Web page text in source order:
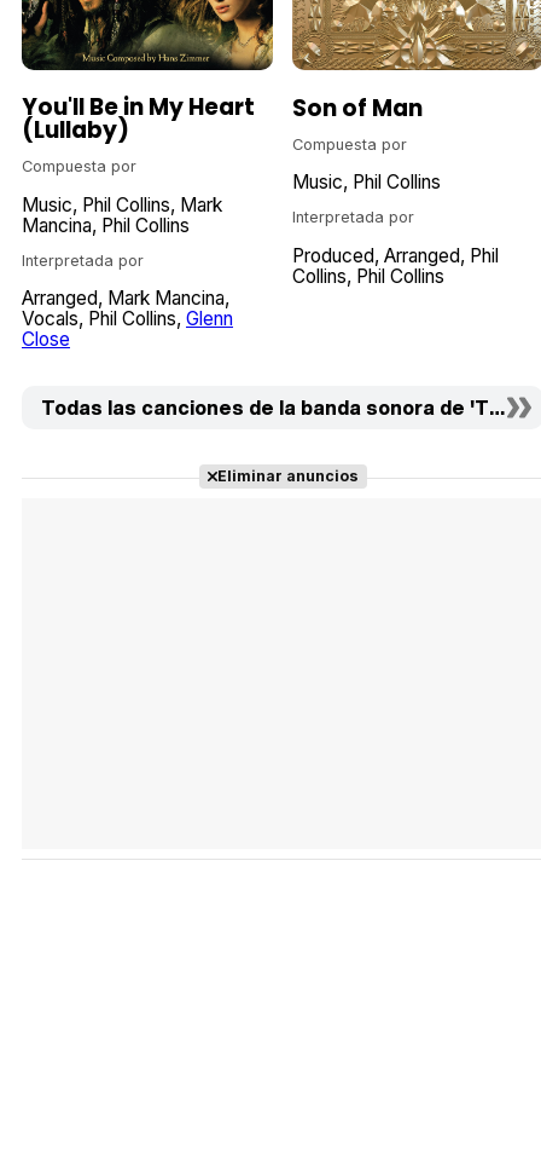
You'll Be in My Heart
(Lullaby)
Compuesta por
Music Phil Collins Mark
Mancina Phil Collins
Interpretada por
Arranged Mark Mancina
Vocals Phil Collins Glenn
Close
Son of Man
Compuesta por
Music Phil Collins
Interpretada por
Produced Arranged Phil
Collins Phil Collins
Todas las canciones de la banda sonora de
Eliminar anuncios